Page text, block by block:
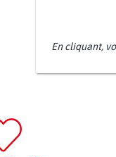
En cliquant,